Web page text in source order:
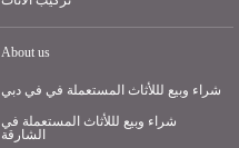
About us
شراء وبيع لللأثاث المستعملة في في دبي
شراء وبيع لللأثاث المستعملة في
الشارقة